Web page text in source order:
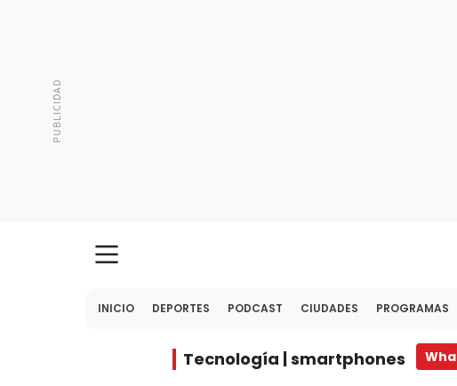
INICIO DEPORTES PODCAST CIUDADES PROGRAMAS
Tecnología | smartphones